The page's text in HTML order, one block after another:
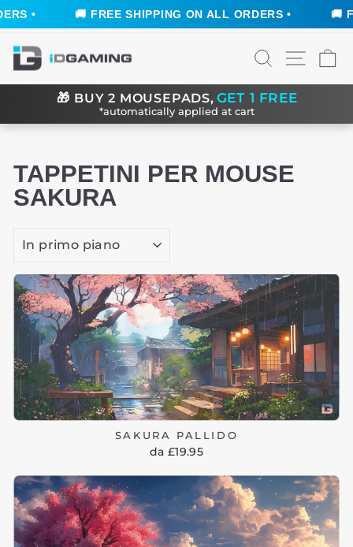
SHIPPING ON ALL ORDERS • 🚚 FREE SHIPPING ON
direttamente
contenuti
CERCA
🎁 BUY 2 MOUSEPADS, GET 1 FREE
*automatically applied at cart
TAPPETINI PER MOUSE
SAKURA
SAKURA PALLIDO
da £19.95